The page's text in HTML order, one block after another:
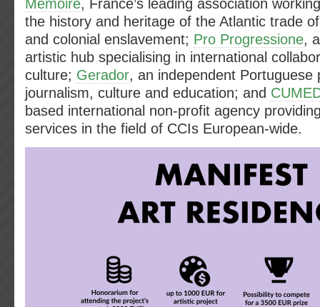
Mémoire, France’s leading association
the history and heritage of the Atlantic trade
and colonial enslavement; Pro Progressione,
artistic hub specialising in international
culture; Gerador, an independent Portuguese
journalism, culture and education; and
based international non-profit agency
services in the field of CCIs European-wide.